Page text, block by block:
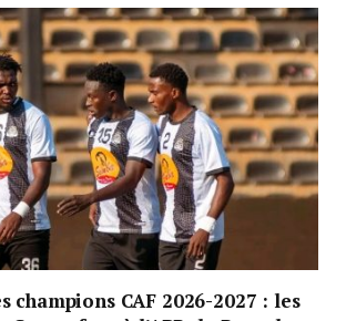
champions CAF 2026-2027 : les